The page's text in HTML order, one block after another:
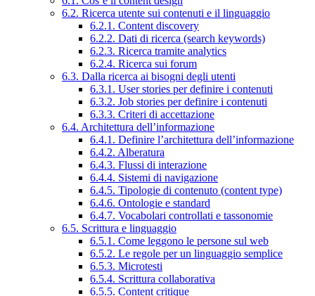
6.2. Ricerca utente sui contenuti e il linguaggio
6.2.1. Content discovery
6.2.2. Dati di ricerca (search keywords)
6.2.3. Ricerca tramite analytics
6.2.4. Ricerca sui forum
6.3. Dalla ricerca ai bisogni degli utenti
6.3.1. User stories per definire i contenuti
6.3.2. Job stories per definire i contenuti
6.3.3. Criteri di accettazione
6.4. Architettura dell’informazione
6.4.1. Definire l’architettura dell’informazione
6.4.2. Alberatura
6.4.3. Flussi di interazione
6.4.4. Sistemi di navigazione
6.4.5. Tipologie di contenuto (content type)
6.4.6. Ontologie e standard
6.4.7. Vocabolari controllati e tassonomie
6.5. Scrittura e linguaggio
6.5.1. Come leggono le persone sul web
6.5.2. Le regole per un linguaggio semplice
6.5.3. Microtesti
6.5.4. Scrittura collaborativa
6.5.5. Content critique